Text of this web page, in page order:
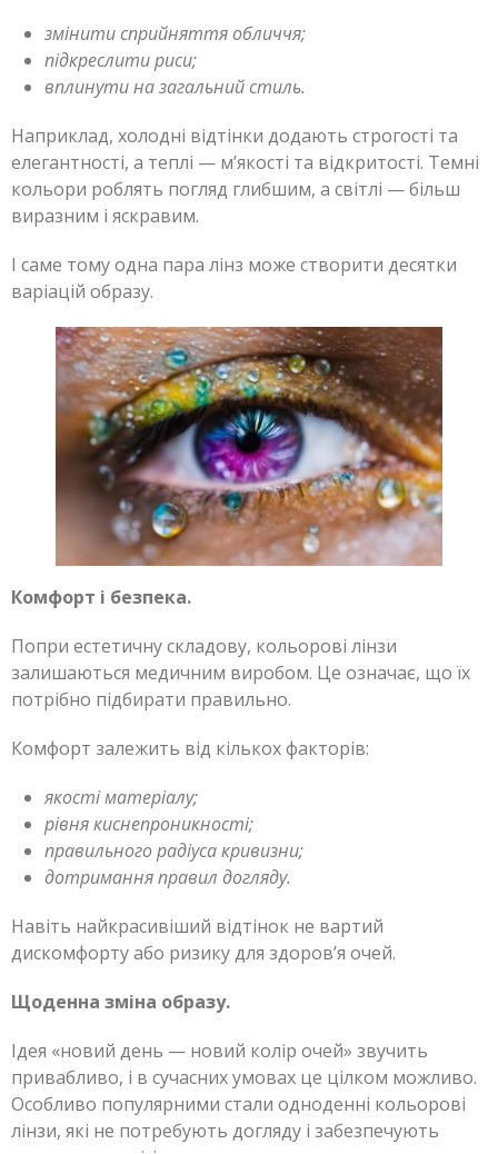
змінити сприйняття обличчя;
підкреслити риси;
вплинути на загальний стиль.
Наприклад, холодні відтінки додають строгості та
елегантності, а теплі — м’якості та відкритості. Темні
кольори роблять погляд глибшим, а світлі — більш
виразним і яскравим.
І саме тому одна пара лінз може створити десятки
варіацій образу.
Комфорт і безпека.
Попри естетичну складову, кольорові лінзи
залишаються медичним виробом. Це означає, що їх
потрібно підбирати правильно.
Комфорт залежить від кількох факторів:
якості матеріалу;
рівня киснепроникності;
правильного радіуса кривизни;
дотримання правил догляду.
Навіть найкрасивіший відтінок не вартий
дискомфорту або ризику для здоров’я очей.
Щоденна зміна образу.
Ідея «новий день — новий колір очей» звучить
привабливо, і в сучасних умовах це цілком можливо.
Особливо популярними стали одноденні кольорові
лінзи, які не потребують догляду і забезпечують